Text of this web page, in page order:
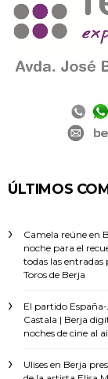
ÚLTIMOS
Camela reúne en
noche para el
todas las entradas
Toros de Berja
El partido
Castala | Berja
noches de cine al
Ulises en Berja